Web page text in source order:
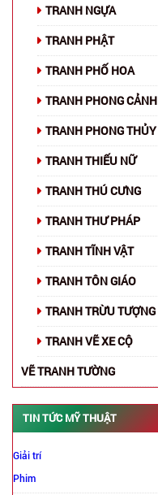
TRANH NGỰA
TRANH PHẬT
TRANH PHỐ HOA
TRANH PHONG CẢNH
TRANH PHONG THỦY
TRANH THIẾU NỮ
TRANH THÚ CƯNG
TRANH THƯ PHÁP
TRANH TĨNH VẬT
TRANH TÔN GIÁO
TRANH TRỪU TƯỢNG
TRANH VẼ XE CỘ
VẼ TRANH TƯỜNG
TIN TỨC MỸ THUẬT
Giải trí
Phim